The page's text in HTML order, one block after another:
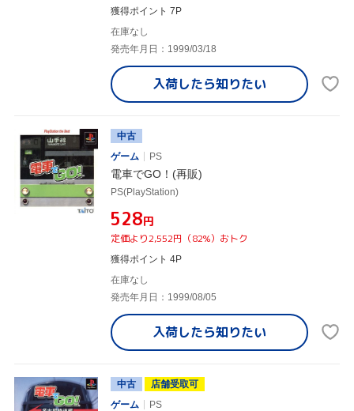
獲得ポイント 7P
在庫なし
発売年月日：1999/03/18
入荷したら知りたい
中古
ゲーム
PS
電車でGO！(再販)
PS(PlayStation)
¥528円
定価より2,552円（82%）おトク
獲得ポイント 4P
在庫なし
発売年月日：1999/08/05
入荷したら知りたい
中古
店舗受取可
ゲーム
PS